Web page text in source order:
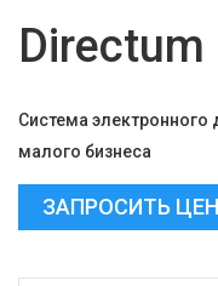
Directum
Система
малого бизнеса
ЗАПРОСИТЬ